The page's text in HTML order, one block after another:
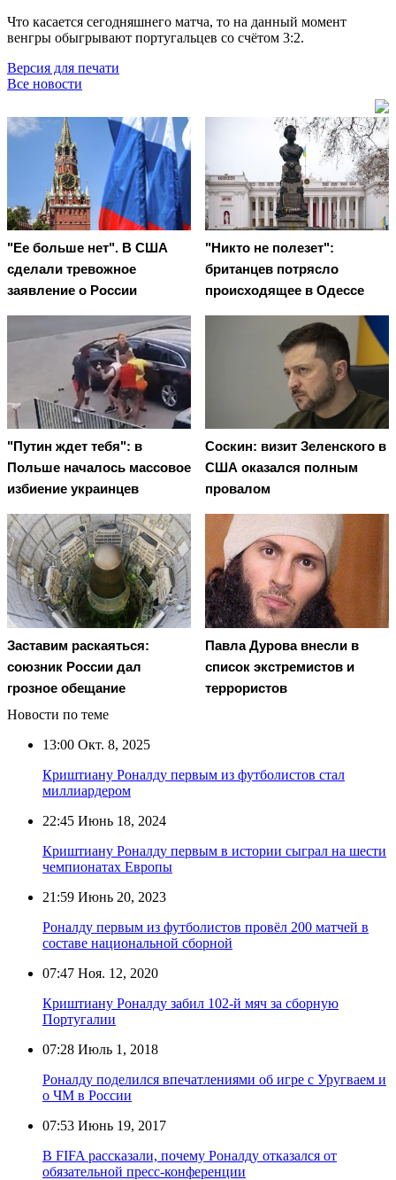
Что касается сегодняшнего матча, то на данный момент
венгры обыгрывают португальцев со счётом 3:2.
Версия для печати
Все новости
"Ее больше нет". В США
сделали тревожное
заявление о России
"Никто не полезет":
британцев потрясло
происходящее в Одессе
"Путин ждет тебя": в
Польше началось массовое
избиение украинцев
Соскин: визит Зеленского в
США оказался полным
провалом
Заставим раскаяться:
союзник России дал
грозное обещание
Павла Дурова внесли в
список экстремистов и
террористов
Новости по теме
13:00 Окт. 8, 2025
Криштиану Роналду первым из футболистов стал
миллиардером
22:45 Июнь 18, 2024
Криштиану Роналду первым в истории сыграл на шести
чемпионатах Европы
21:59 Июнь 20, 2023
Роналду первым из футболистов провёл 200 матчей в
составе национальной сборной
07:47 Ноя. 12, 2020
Криштиану Роналду забил 102-й мяч за сборную
Португалии
07:28 Июль 1, 2018
Роналду поделился впечатлениями об игре с Уругваем и
о ЧМ в России
07:53 Июнь 19, 2017
В FIFA рассказали, почему Роналду отказался от
обязательной пресс-конференции